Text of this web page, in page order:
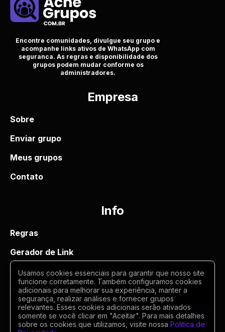
Encontre comunidades, divulgue seu grupo e
acompanhe links ativos de WhatsApp com
seguranca. As regras e disponibilidade dos
grupos podem mudar conforme os
administradores.
Empresa
Sobre
Enviar grupo
Meus grupos
Contato
Info
Regras
Gerador de Link
Termos de uso
Politica de privacidade
Usamos cookies essenciais para garantir que nosso site
funcione corretamente. Também configuramos cookies
adicionais para melhorar sua experiência, manter a
segurança, realizar análises e fornecer grupos
relevantes. Esses cookies adicionais serão ativados
somente se você clicar em "Aceitar". Para mais detalhes
sobre os cookies que utilizamos, visite nossa Política de